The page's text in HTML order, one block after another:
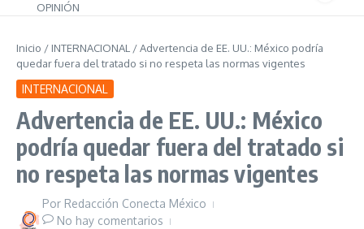
OPINIÓN
Inicio / INTERNACIONAL /Advertencia de EE. UU.: México podría
quedar fuera del tratado si no respeta las normas vigentes
INTERNACIONAL
Advertencia de EE. UU.: México
podría quedar fuera del tratado si
no respeta las normas vigentes
Por Redacción Conecta México
No hay comentarios